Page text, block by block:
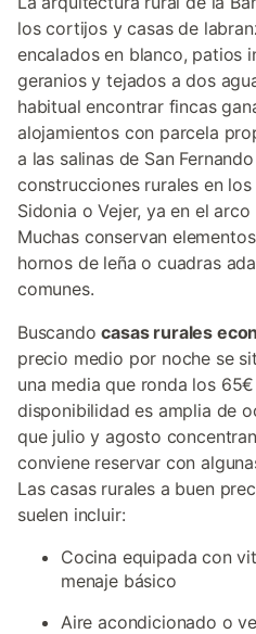
los cortijos y casas de
encalados en blanco, patios
geranios y tejados a dos
habitual encontrar fincas
alojamientos con parcela
a las salinas de San
construcciones rurales en
Sidonia o Vejer, ya en el
Muchas conservan
hornos de leña o cuadras
comunes.
Buscandocasas rurales
precio medio por noche se
una media que ronda los
disponibilidad es amplia de
que julio y agosto
conviene reservar con
Las casas rurales a buen
suelen incluir:
Cocina equipada con
menaje básico
Aire acondicionado o